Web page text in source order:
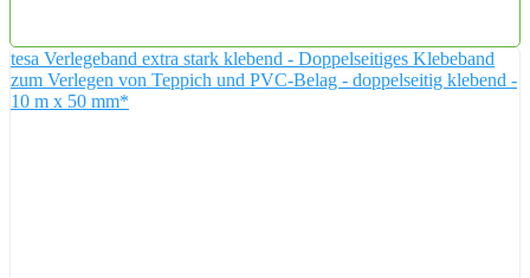
tesa Verlegeband extra stark klebend - Doppelseitiges Klebeband
zum Verlegen von Teppich und PVC-Belag - doppelseitig klebend -
10 m x 50 mm*